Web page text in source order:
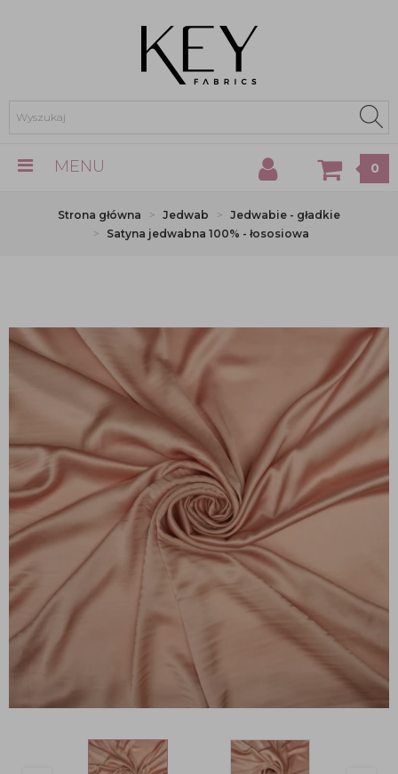
MENU 0
Strona główna Jedwab
Jedwabie - gładkie
Satyna jedwabna 100% - łososiowa